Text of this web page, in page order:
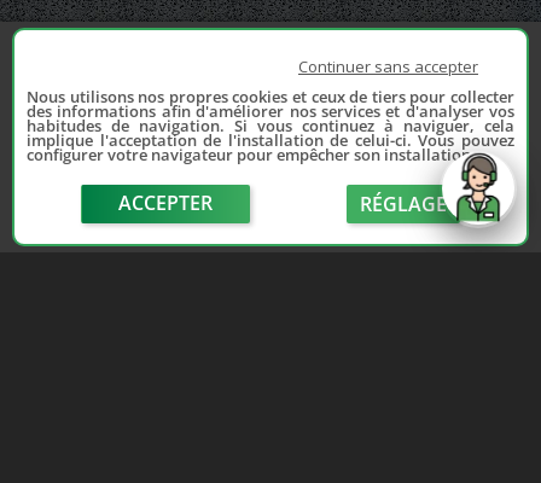
Continuer sans accepter
Nous utilisons nos propres cookies et ceux de tiers pour collecter
des informations afin d'améliorer nos services et d'analyser vos
habitudes de navigation. Si vous continuez à naviguer, cela
implique l'acceptation de l'installation de celui-ci. Vous pouvez
configurer votre navigateur pour empêcher son installation.
ACCEPTER RÉGLAGE